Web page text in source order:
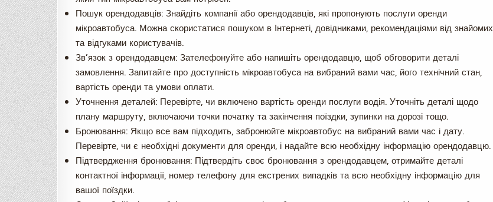
Пошук орендодавців: Знайдіть компанії або орендодавців, які пропонують послуги оренди
мікроавтобуса. Можна скористатися пошуком в Інтернеті, довідниками, рекомендаціями від знайомих
та відгуками користувачів.
Зв’язок з орендодавцем: Зателефонуйте або напишіть орендодавцю, щоб обговорити деталі
замовлення. Запитайте про доступність мікроавтобуса на вибраний вами час, його технічний стан,
вартість оренди та умови оплати.
Уточнення деталей: Перевірте, чи включено вартість оренди послуги водія. Уточніть деталі щодо
плану маршруту, включаючи точки початку та закінчення поїздки, зупинки на дорозі тощо.
Бронювання: Якщо все вам підходить, забронюйте мікроавтобус на вибраний вами час і дату.
Перевірте, чи є необхідні документи для оренди, і надайте всю необхідну інформацію орендодавцю.
Підтвердження бронювання: Підтвердіть своє бронювання з орендодавцем, отримайте деталі
контактної інформації, номер телефону для екстрених випадків та всю необхідну інформацію для
вашої поїздки.